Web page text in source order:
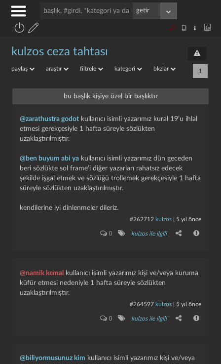
kulzos ceza tahtası
paylaş araştır filtrele kategori bkzlar 1
bu başlık kişiye özel bir başlıktır
@zarathustra godot kullanıcı isimli yazarımız kural 19’u ihlal
etmesi gerekçesiyle 1 hafta süreyle sözlükten
uzaklaştırılmıştır.
@ben buyum abi ya kullanıcı isimli yazarımız dün geceden
beri sözlükte sol frame’i diğer yazarları rahatsız edecek
şekilde işgal etmek ve sözlüğü trollemek gerekçesiyle 1 hafta
süreyle sözlükten uzaklaştırılmıştır.
kendilerine iyi dinlenmeler dileriz.
#262712 kulzos 5 yıl önce
0 kulzos ile ilgili
@namik kemal
kullanıcı isimli yazarımız kişi ve/veya kuruma
küfür etmesi nedeniyle 1 hafta süreyle sözlükten
uzaklaştırılmıştır.
#264597 kulzos 5 yıl önce
0 kulzos ile ilgili
@biliyormusunuz kim kullanıcı isimli yazarımız kişi ve/veya